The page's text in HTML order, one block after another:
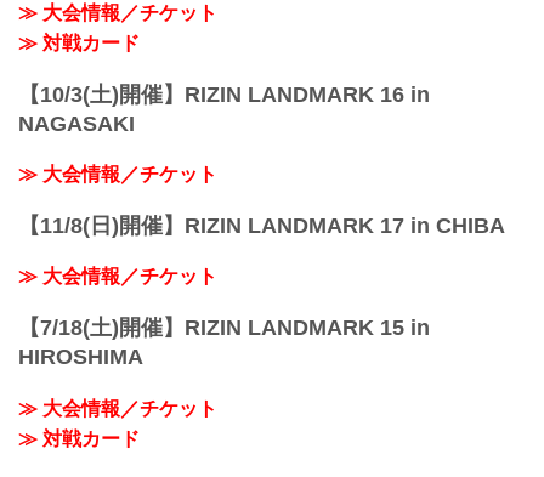
≫ 大会情報／チケット
≫ 対戦カード
【10/3(土)開催】RIZIN LANDMARK 16 in
NAGASAKI
≫ 大会情報／チケット
【11/8(日)開催】RIZIN LANDMARK 17 in CHIBA
≫ 大会情報／チケット
【7/18(土)開催】RIZIN LANDMARK 15 in
HIROSHIMA
≫ 大会情報／チケット
≫ 対戦カード